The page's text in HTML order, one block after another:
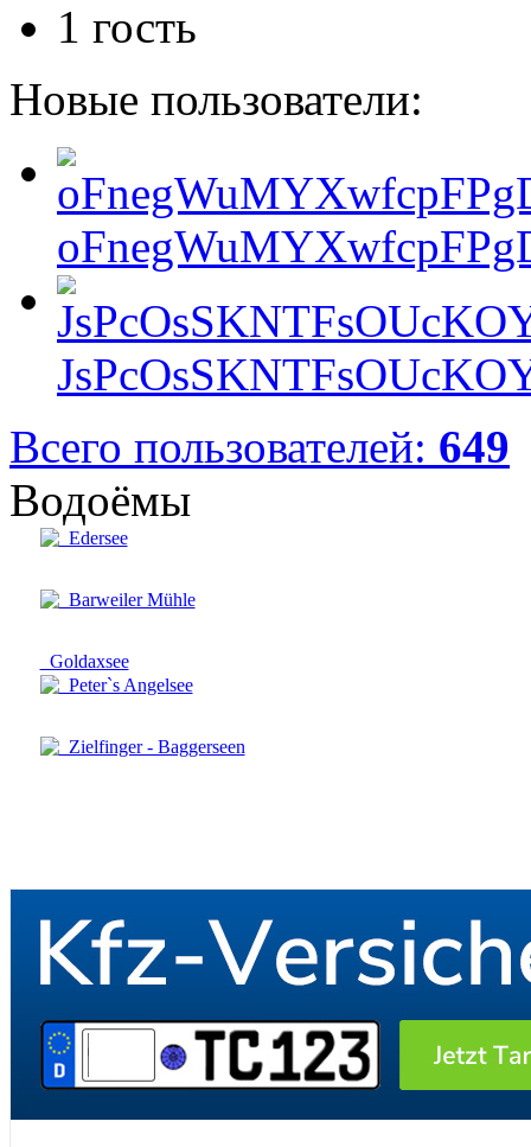
1 гость
Новые пользователи:
Всего пользователей: 649
Водоёмы
Edersee
Barweiler Mühle
Goldaxsee
Peter`s Angelsee
Zielfinger - Baggerseen